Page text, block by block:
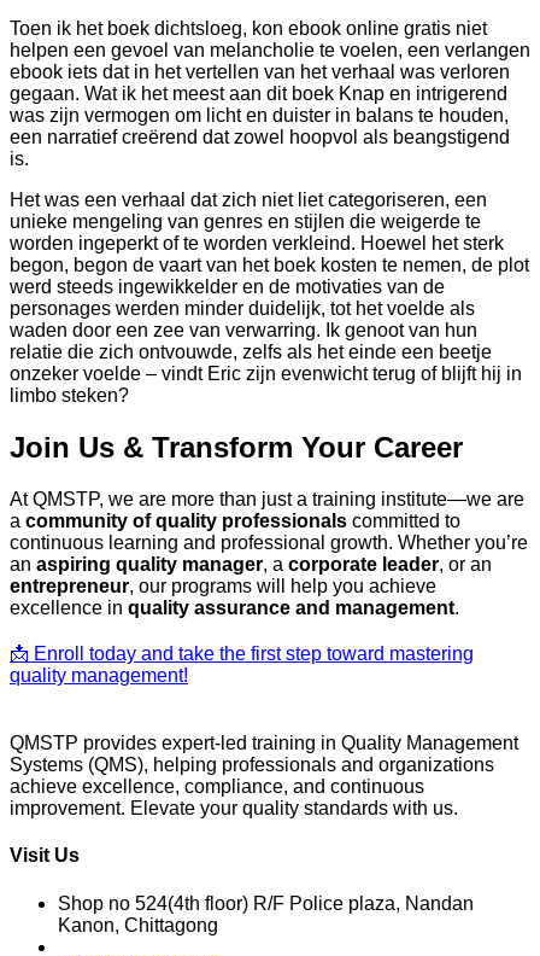
Toen ik het boek dichtsloeg, kon ebook online gratis niet
helpen een gevoel van melancholie te voelen, een verlangen
ebook iets dat in het vertellen van het verhaal was verloren
gegaan. Wat ik het meest aan dit boek Knap en intrigerend
was zijn vermogen om licht en duister in balans te houden,
een narratief creërend dat zowel hoopvol als beangstigend
is.
Het was een verhaal dat zich niet liet categoriseren, een
unieke mengeling van genres en stijlen die weigerde te
worden ingeperkt of te worden verkleind. Hoewel het sterk
begon, begon de vaart van het boek kosten te nemen, de plot
werd steeds ingewikkelder en de motivaties van de
personages werden minder duidelijk, tot het voelde als
waden door een zee van verwarring. Ik genoot van hun
relatie die zich ontvouwde, zelfs als het einde een beetje
onzeker voelde – vindt Eric zijn evenwicht terug of blijft hij in
limbo steken?
Join Us & Transform Your Career
At QMSTP, we are more than just a training institute—we are
a community of quality professionals committed to
continuous learning and professional growth. Whether you’re
an aspiring quality manager, a corporate leader, or an
entrepreneur, our programs will help you achieve
excellence in quality assurance and management.
📩 Enroll today and take the first step toward mastering
quality management!
QMSTP provides expert-led training in Quality Management
Systems (QMS), helping professionals and organizations
achieve excellence, compliance, and continuous
improvement. Elevate your quality standards with us.
Visit Us
Shop no 524(4th floor) R/F Police plaza, Nandan
Kanon, Chittagong